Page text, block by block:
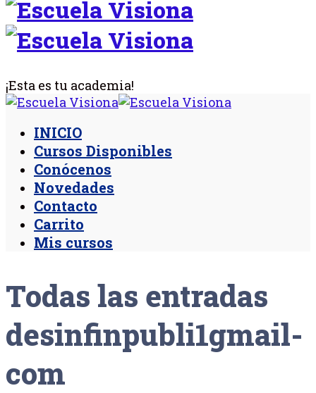
¡Esta es tu academia!
INICIO
Cursos Disponibles
Conócenos
Novedades
Contacto
Carrito
Mis cursos
Todas las entradas
desinfinpubli1gmail-
com